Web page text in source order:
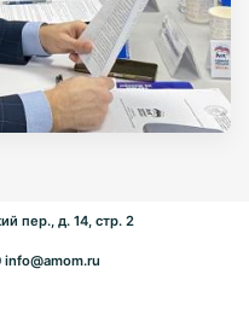
пер., д. 14, стр. 2
info@amom.ru